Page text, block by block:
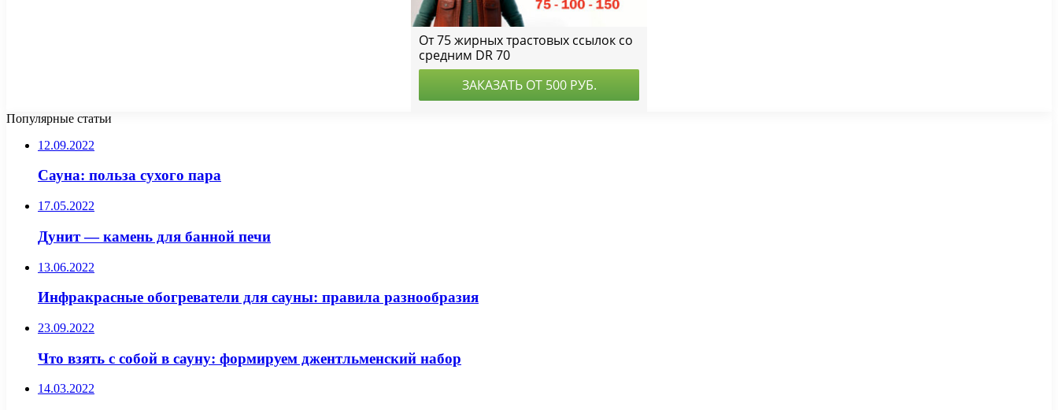
Популярные статьи
12.09.2022
Сауна: польза сухого пара
17.05.2022
Дунит — камень для банной печи
13.06.2022
Инфракрасные обогреватели для сауны: правила разнообразия
23.09.2022
Что взять с собой в сауну: формируем джентльменский набор
14.03.2022